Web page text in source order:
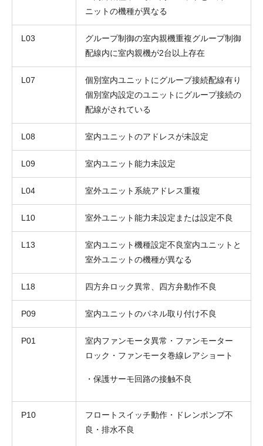
ニットの機種が異なる
L03
グループ制御の室内親機重複グループ制御
配線内に室内親機が2台以上存在
L07
個別室内ユニットにグループ接続配線有り
個別室内設定のユニットにグループ接続の
配線がされている
L08 室内ユニットのアドレスが未設定
L09 室内ユニット能力未設定
L04 室外ユニット系統アドレス重複
L10 室外ユニット能力未設定または設定不良
L13
室内ユニット機種設定不良室内ユニットと
室外ユニットの機種が異なる
L18 四方弁ロック異常、四方弁動作不良
P09 室内ユニットのパネル取り付け不良
P01
室内ファンモータ異常・ファンモーター
ロック・ファンモータ巻線レアショート
・保護サーモ回路の接触不良
P10
フロートスイッチ動作・ドレンポンプ不
良・排水不良
折り返しのご連絡
(ご選択ください)
お電話